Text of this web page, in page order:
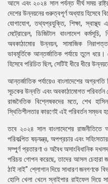
আসে এবং ২০২৪ সাল পর্যন্ত দীর্ঘ সময়
দেশের উন্নয়নের গুরুত্বপূর্ণ অধ্যায় হিসেবে
যোগাযোগ, তথ্যপ্রযুক্তি, শিক্ষা, স্বাস্থ্য
মেট্রোরেল, ডিজিটাল বাংলাদেশ
অবকাঠামোর উন্নয়ন, সামাজিক
ভাবমূর্তিকে আন্তর্জাতিক পর্যায়ে তুলে
হিসেবে পরিচিত ছিল, সেটিই ধীরে ধীরে
আন্তর্জাতিক পর্যায়েও বাংলাদেশের
সূচকের উন্নতি এবং অবকাঠামোগত পরিবর্তন
রাজনৈতিক বিশ্লেষকদের মতে, শেখ
স্থিতিশীলতার কারণেই এই পরিবর্তন সম্ভব
তবে ২০২৪ সাল বাংলাদেশের
পরিকল্পিত ষড়যন্ত্র, অপপ্রচার এবং
সম্পুর্ণ প্রতারণা ও অবৈধ অসাংবিধানিক
পরিচয় গোপন করেছে, তাদের আসল চেহারা
ঠাই নাই" শ্লোগান দিয়ে সাধারণ জনগণকে
হোলি খেলা খেলে স্নাইপার রাইফেল দিয়ে